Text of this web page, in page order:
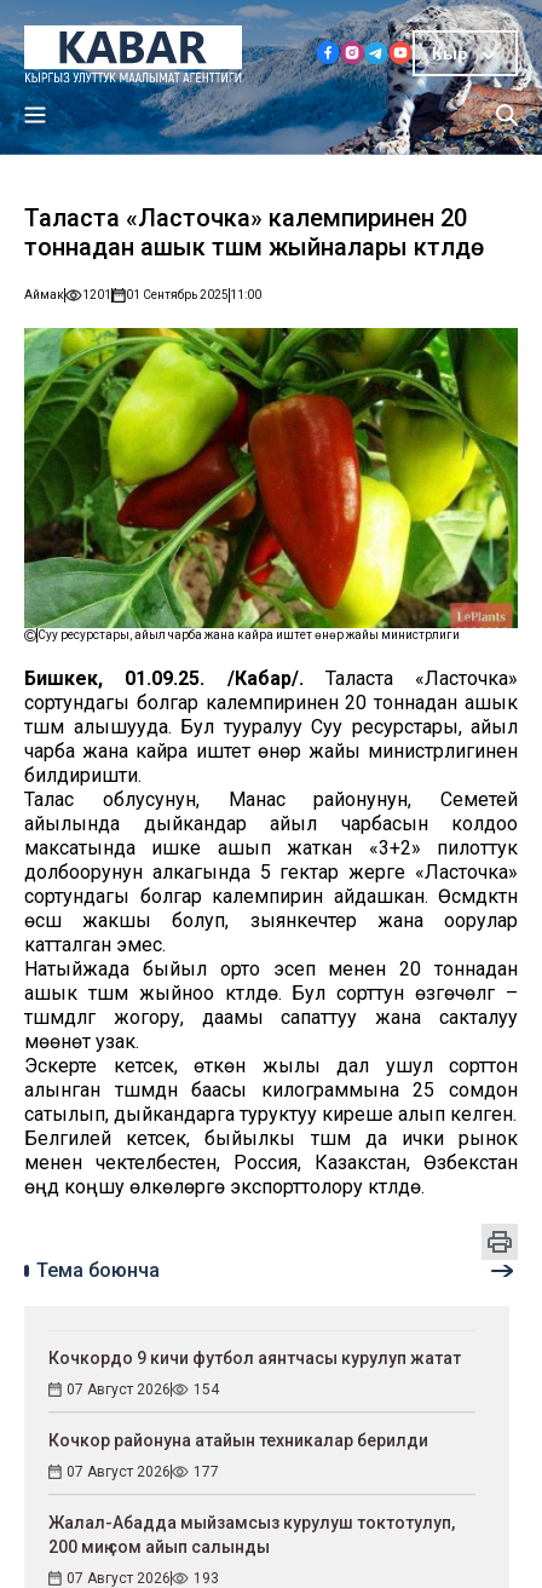
Кыр
Таласта «Ласточка» калемпиринен 20
тоннадан ашык түшүм жыйналары күтүлүүдө
Аймак 1201 01 Сентябрь 2025 11:00
Суу ресурстары, айыл чарба жана кайра иштетүү өнөр жайы министрлиги
Бишкек, 01.09.25. /Кабар/.Таласта «Ласточка»
сортундагы болгар калемпиринен 20 тоннадан ашык
түшүм алышууда. Бул тууралуу Суу ресурстары, айыл
чарба жана кайра иштетүү өнөр жайы министрлигинен
билдиришти.
Талас облусунун, Манас районунун, Семетей
айылында дыйкандар айыл чарбасын колдоо
максатында ишке ашып жаткан «3+2» пилоттук
долбоорунун алкагында 5 гектар жерге «Ласточка»
сортундагы болгар калемпирин айдашкан. Өсүмдүктүн
өсүшү жакшы болуп, зыянкечтер жана оорулар
катталган эмес.
Натыйжада быйыл орто эсеп менен 20 тоннадан
ашык түшүм жыйноо күтүлүүдө. Бул сорттун өзгөчөлүгү –
түшүмдүүлүгү жогору, даамы сапаттуу жана сакталуу
мөөнөтү узак.
Эскерте кетсек, өткөн жылы дал ушул сорттон
алынган түшүмдүн баасы килограммына 25 сомдон
сатылып, дыйкандарга туруктуу киреше алып келген.
Белгилей кетсек, быйылкы түшүм да ички рынок
менен чектелбестен, Россия, Казакстан, Өзбекстан
өңдүү коңшу өлкөлөргө экспорттолору күтүлүүдө.
Тема боюнча
Кочкордо 9 кичи футбол аянтчасы курулуп жатат
07 Август 2026 154
Кочкор районуна атайын техникалар берилди
07 Август 2026 177
Жалал-Абадда мыйзамсыз курулуш токтотулуп,
200 миң сом айып салынды
07 Август 2026 193